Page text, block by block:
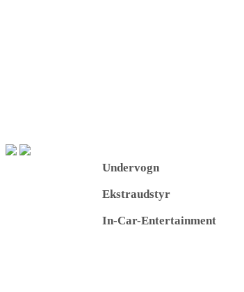
Undervogn
Ekstraudstyr
In-Car-Entertainment